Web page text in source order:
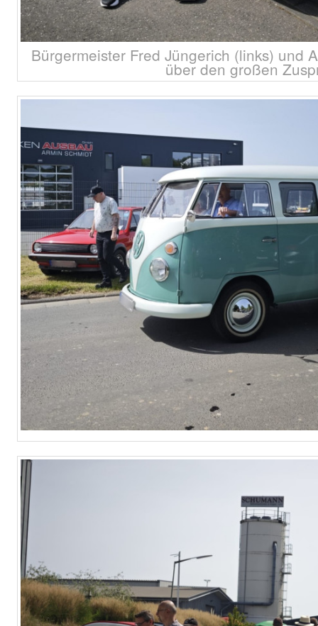
Bürgermeister Fred Jüngerich (links) und
über den großen